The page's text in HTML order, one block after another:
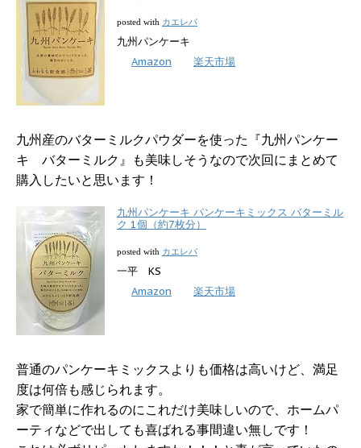
posted with カエレバ
九州パンケーキ
Amazon
楽天市場
九州産のバターミルクパウダーを使った『九州パンケー
キ バターミルク』も美味しそうなので次回にまとめて
購入したいと思います！
九州パンケーキ パンケーキミックス バターミル
ク 1個（約7枚分）
posted with カエレバ
一平 KS
Amazon
楽天市場
普通のパンケーキミックスよりも価格は高いけど、満足
度は何倍も感じられます。
家で簡単に作れるのにこれだけ美味しいので、ホームパ
ーティなどで出しても喜ばれる事間違い無しです！